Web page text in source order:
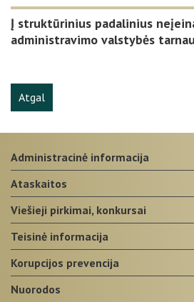
Į struktūrinius padalinius
administravimo valstybės
Atgal
administracinė informacija
ataskaitos
viešieji pirkimai, konkursai
teisinė informacija
korupcijos prevencija
nuorodos